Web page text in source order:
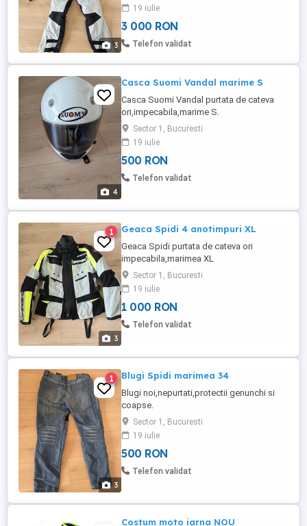
3
19 iulie
3 000 RON
Telefon validat
4
Casca Suomi Vandal marime S
Casca Suomi Vandal purtata de cateva
ori,impecabila,marime S.
Sector 1, Bucuresti
19 iulie
500 RON
Telefon validat
3
1 Geaca Spidi 4 anotimpuri XL
Geaca Spidi purtata de cateva ori
impecabila,marimea XL
Sector 1, Bucuresti
19 iulie
1 000 RON
Telefon validat
3
1 Blugi Spidi marimea 34
Blugi noi,nepurtati,protectii genunchi si
coapse.
Sector 1, Bucuresti
19 iulie
500 RON
Telefon validat
Costum moto iarna NOU